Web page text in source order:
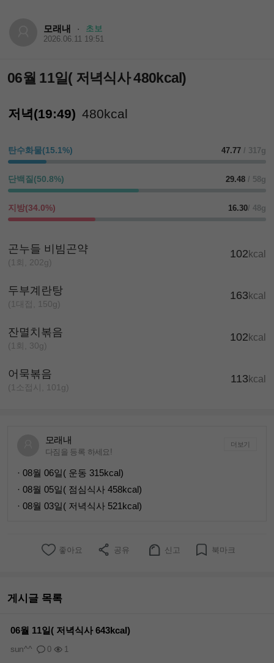
모래내 · 초보
2026.06.11 19:51
06월 11일( 저녁식사 480kcal)
저녁(19:49) 480kcal
탄수화물(15.1%) 47.77 / 317g
단백질(50.8%) 29.48 / 58g
지방(34.0%) 16.30/ 48g
곤누들 비빔곤약
(1회, 202g)
102 kcal
두부계란탕
(1대접, 150g)
163 kcal
잔멸치볶음
(1회, 30g)
102 kcal
어묵볶음
(1소접시, 101g)
113 kcal
모래내
다짐을 등록 하세요!
더보기
· 08월 06일( 운동 315kcal)
· 08월 05일( 점심식사 458kcal)
· 08월 03일( 저녁식사 521kcal)
좋아요 공유 신고 북마크
게시글 목록
06월 11일( 저녁식사 643kcal)
0 1
sun^^